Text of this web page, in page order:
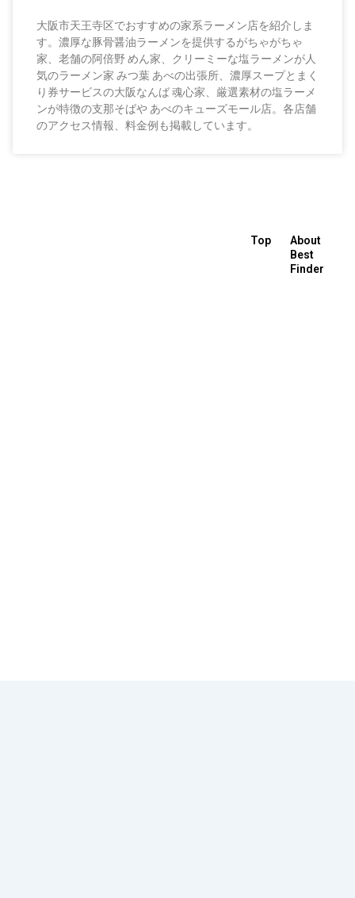
大阪市天王寺区でおすすめの家系ラーメン店を紹介しま
す。濃厚な豚骨醤油ラーメンを提供するがちゃがちゃ
家、老舗の阿倍野 めん家、クリーミーな塩ラーメンが人
気のラーメン家 みつ葉 あべの出張所、濃厚スープとまく
り券サービスの大阪なんば 魂心家、厳選素材の塩ラーメ
ンが特徴の支那そばや あべのキューズモール店。各店舗
のアクセス情報、料金例も掲載しています。
Top
About
Best
Finder